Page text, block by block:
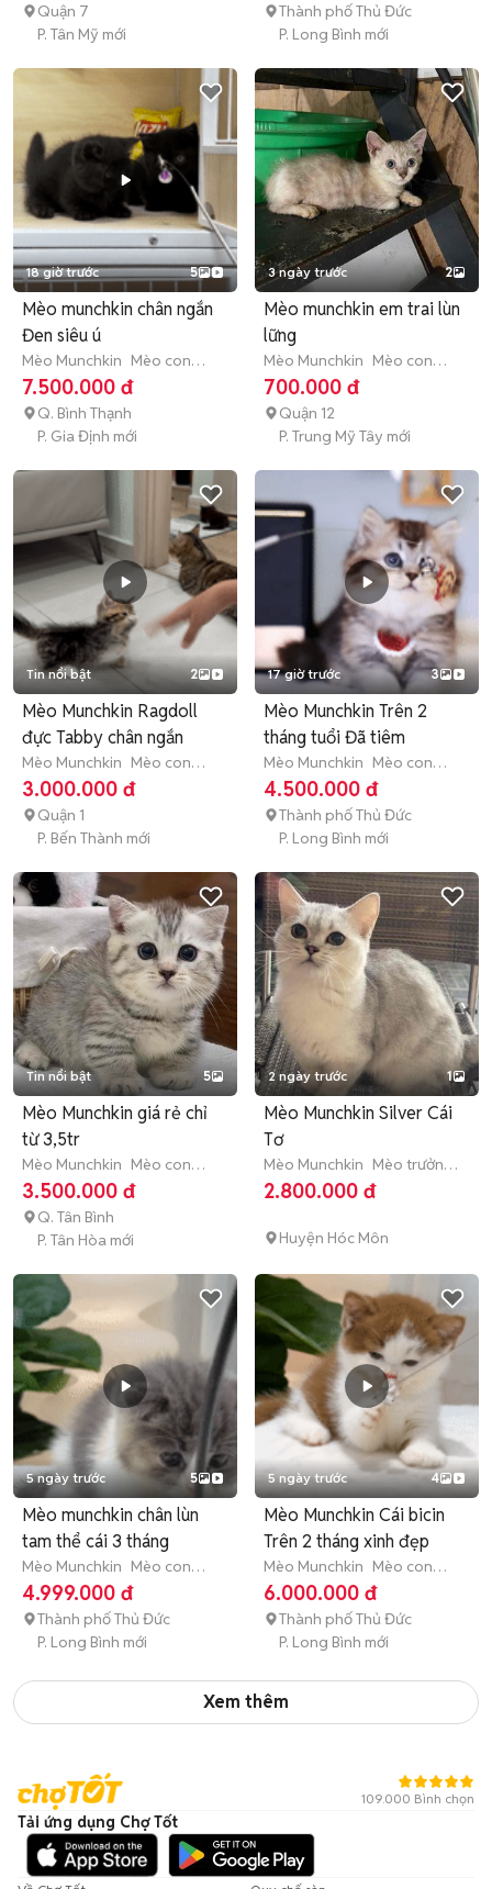
Quận 7
P. Tân Mỹ mới
Thành phố Thủ Đức
P. Long Bình mới
18 giờ trước 5
Mèo munchkin chân ngắn
Đen siêu ú
Mèo Munchkin Mèo con
(dưới 3 tháng tuổi)
7.500.000 đ
Q. Bình Thạnh
P. Gia Định mới
3 ngày trước 2
Mèo munchkin em trai lùn
lững
Mèo Munchkin Mèo con
(dưới 3 tháng tuổi)
700.000 đ
Quận 12
P. Trung Mỹ Tây mới
Tin nổi bật 2
Mèo Munchkin Ragdoll
đực Tabby chân ngắn
Mèo Munchkin Mèo con
(dưới 3 tháng tuổi)
3.000.000 đ
Quận 1
P. Bến Thành mới
17 giờ trước 3
Mèo Munchkin Trên 2
tháng tuổi Đã tiêm
Mèo Munchkin Mèo con
(dưới 3 tháng tuổi)
4.500.000 đ
Thành phố Thủ Đức
P. Long Bình mới
Tin nổi bật 5
Mèo Munchkin giá rẻ chỉ
từ 3,5tr
Mèo Munchkin Mèo con
(dưới 3 tháng tuổi)
3.500.000 đ
Q. Tân Bình
P. Tân Hòa mới
2 ngày trước 1
Mèo Munchkin Silver Cái
Tơ
Mèo Munchkin Mèo trưởng
thành (hơn 1 tuổi)
2.800.000 đ
Huyện Hóc Môn
5 ngày trước 5
Mèo munchkin chân lùn
tam thể cái 3 tháng
Mèo Munchkin Mèo con
(dưới 3 tháng tuổi)
4.999.000 đ
Thành phố Thủ Đức
P. Long Bình mới
5 ngày trước 4
Mèo Munchkin Cái bicin
Trên 2 tháng xinh đẹp
Mèo Munchkin Mèo con
(dưới 3 tháng tuổi)
6.000.000 đ
Thành phố Thủ Đức
P. Long Bình mới
Xem thêm
109.000 Bình chọn
Tải ứng dụng Chợ Tốt